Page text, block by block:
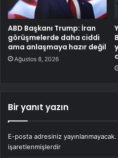
ABD Başkanı Trump: İran
görüşmelerde daha ciddi
ama anlaşmaya hazır değil
Ağustos 8, 2026
Bir yanıt yazın
E-posta adresiniz yayınlanmayacak.
işaretlenmişlerdir